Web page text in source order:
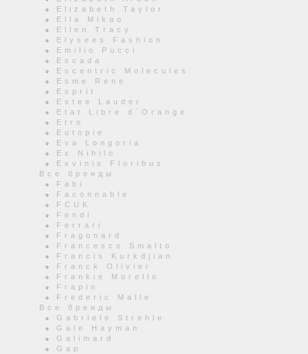
Elizabeth Taylor
Ella Mikao
Ellen Tracy
Elysees Fashion
Emilio Pucci
Escada
Escentric Molecules
Esme Rene
Esprit
Estee Lauder
Etat Libre d`Orange
Etro
Eutopie
Eva Longoria
Ex Nihilo
Exvinis Floribus
Все бренды
Fabi
Faconnable
FCUK
Fendi
Ferrari
Fragonard
Francesco Smalto
Francis Kurkdjian
Franck Olivier
Frankie Morello
Frapin
Frederic Malle
Все бренды
Gabriele Strehle
Gale Hayman
Galimard
Gap